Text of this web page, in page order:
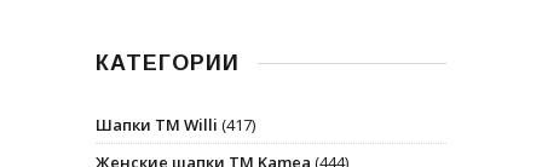
КАТЕГОРИИ
Шапки ТМ Willi (417)
Женские шапки ТМ Kamea (444)